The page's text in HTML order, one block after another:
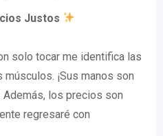
Justos
solo tocar me identifica las
¡Sus manos son
los precios son
regresaré con